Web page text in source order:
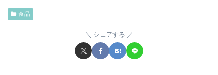
食品
シェアする